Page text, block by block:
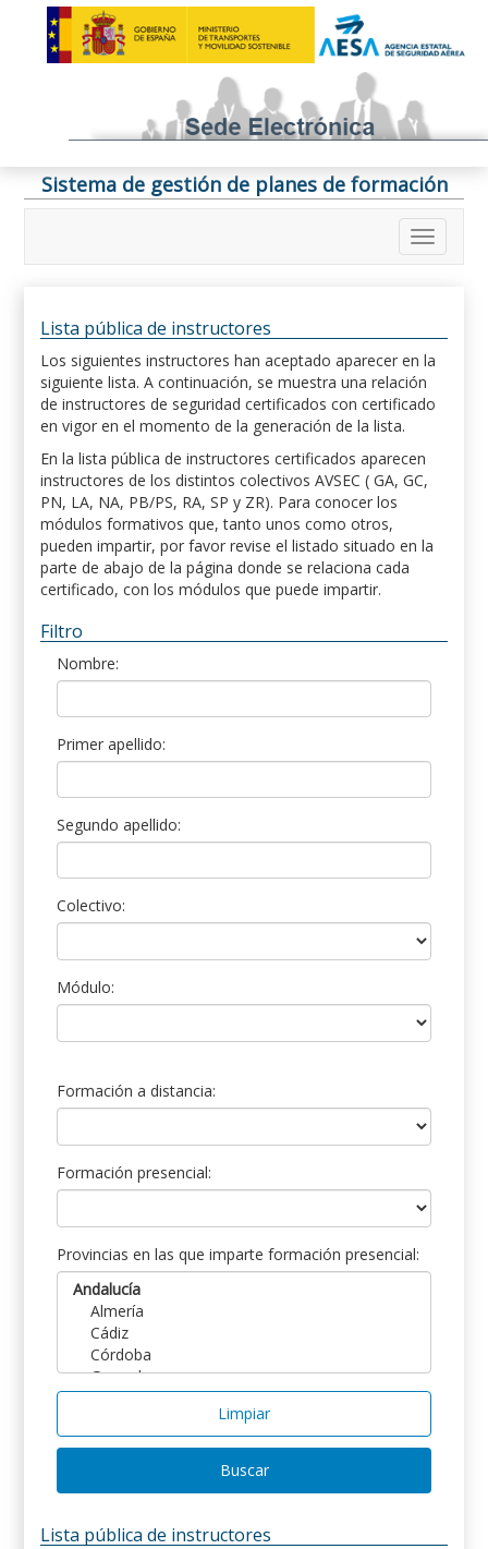
Sistema de gestión de planes de formación
Lista pública de instructores
Los siguientes instructores han aceptado aparecer en la
siguiente lista. A continuación, se muestra una relación
de instructores de seguridad certificados con certificado
en vigor en el momento de la generación de la lista.
En la lista pública de instructores certificados aparecen
instructores de los distintos colectivos AVSEC ( GA, GC,
PN, LA, NA, PB/PS, RA, SP y ZR). Para conocer los
módulos formativos que, tanto unos como otros,
pueden impartir, por favor revise el listado situado en la
parte de abajo de la página donde se relaciona cada
certificado, con los módulos que puede impartir.
Filtro
Nombre:
Primer apellido:
Segundo apellido:
Colectivo:
Módulo:
Formación a distancia:
Formación presencial:
Provincias en las que imparte formación presencial:
Limpiar
Buscar
Lista pública de instructores